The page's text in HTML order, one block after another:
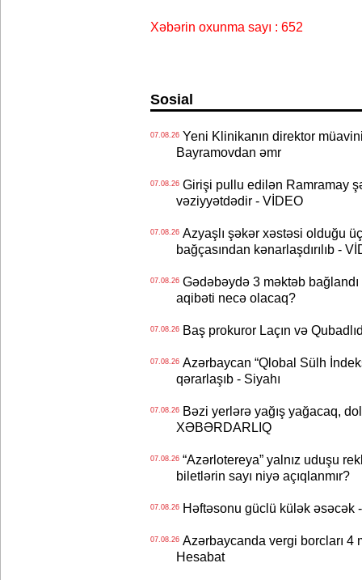
Xəbərin oxunma sayı : 652
Sosial
07.08.26Yeni Klinikanın direktor müavini
Bayramovdan əmr
07.08.26Girişi pullu edilən Ramramay
vəziyyətdədir - VİDEO
07.08.26Azyaşlı şəkər xəstəsi olduğu
bağçasından kənarlaşdırılıb -
07.08.26Gədəbəydə 3 məktəb
aqibəti necə olacaq?
07.08.26Baş prokuror Laçın və
07.08.26Azərbaycan “Qlobal Sülh
qərarlaşıb - Siyahı
07.08.26Bəzi yerlərə yağış yağacaq,
XƏBƏRDARLIQ
07.08.26“Azərlotereya” yalnız uduşu
biletlərin sayı niyə açıqlanmır?
07.08.26Həftəsonu güclü külək əsəcək
07.08.26Azərbaycanda vergi borcları 4
Hesabat